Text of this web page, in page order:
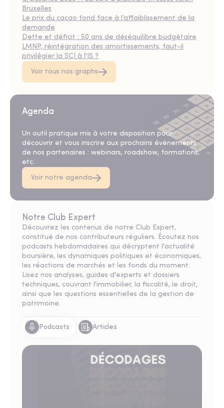
Bruxelles
Le prix du cacao fond face à l’affaiblissement de la
demande
Dette et déficit : 50 ans de déséquilibre budgétaire
LMNP, réintégration des amortissements, faut-il
privilégier la SCI à l'IS ?
Voir tous nos graphs
Agenda
Un outil pratique mis à votre disposition pour
découvrir et vous inscrire aux prochains événements
de nos partenaires : webinars, roadshow, formations,
etc.
Voir notre agenda
Notre Club Expert
Découvrez les contenus de notre Club Expert,
constitué de nos contributeurs réguliers. Écoutez nos
podcasts hebdomadaires qui décryptent l'actualité
boursière, les dynamiques politiques et économiques,
les réactions de marchés et les fonds du moment.
Lisez nos analyses, guides d'experts et dossiers
techniques, couvrant l'immobilier, la fiscalité, le droit,
ainsi que les questions essentielles de la gestion de
patrimoine.
Podcasts Articles